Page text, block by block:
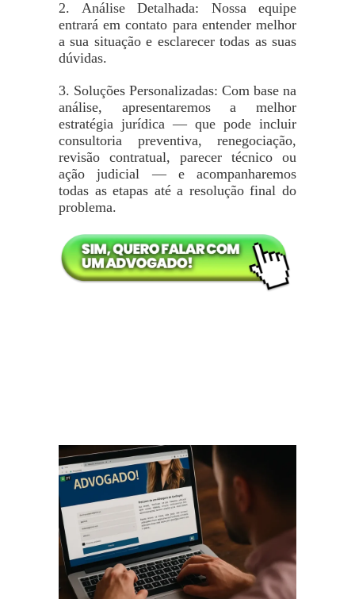
2. Análise Detalhada: Nossa equipe
entrará em contato para entender melhor
a sua situação e esclarecer todas as suas
dúvidas.
3. Soluções Personalizadas: Com base na
análise, apresentaremos a melhor
estratégia jurídica — que pode incluir
consultoria preventiva, renegociação,
revisão contratual, parecer técnico ou
ação judicial — e acompanharemos
todas as etapas até a resolução final do
problema.